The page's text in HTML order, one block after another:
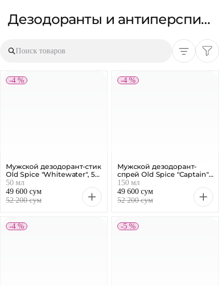
Дезодоранты и антиперспиранты
Поиск товаров
-4 %
Мужской дезодорант-стик
Old Spice "Whitewater", 50
мл
50 мл
49 600 сум
52 200 сум
-4 %
Мужской дезодорант-
спрей Old Spice "Captain",
150 мл
150 мл
49 600 сум
52 200 сум
-4 % -5 %